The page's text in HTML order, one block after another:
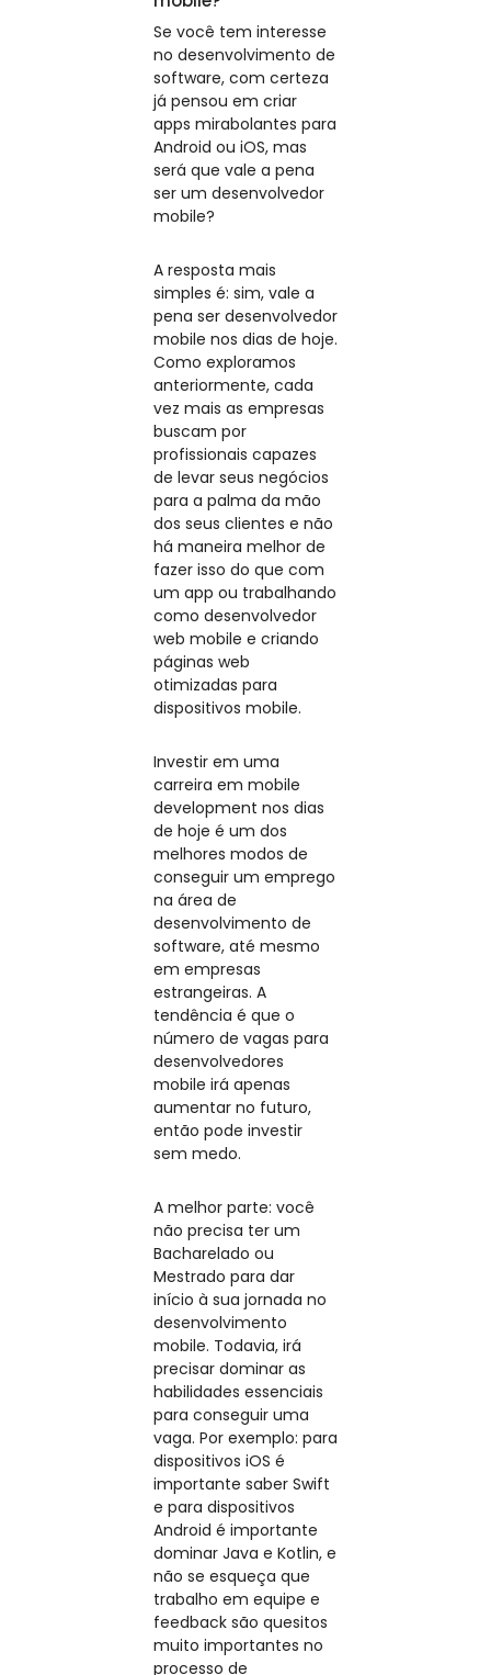
Se você tem interesse
no desenvolvimento de
software, com certeza
já pensou em criar
apps mirabolantes para
Android ou iOS, mas
será que vale a pena
ser um desenvolvedor
mobile?
A resposta mais
simples é: sim, vale a
pena ser desenvolvedor
mobile nos dias de hoje.
Como exploramos
anteriormente, cada
vez mais as empresas
buscam por
profissionais capazes
de levar seus negócios
para a palma da mão
dos seus clientes e não
há maneira melhor de
fazer isso do que com
um app ou trabalhando
como desenvolvedor
web mobile e criando
páginas web
otimizadas para
dispositivos mobile.
Investir em uma
carreira em mobile
development nos dias
de hoje é um dos
melhores modos de
conseguir um emprego
na área de
desenvolvimento de
software, até mesmo
em empresas
estrangeiras. A
tendência é que o
número de vagas para
desenvolvedores
mobile irá apenas
aumentar no futuro,
então pode investir
sem medo.
A melhor parte: você
não precisa ter um
Bacharelado ou
Mestrado para dar
início à sua jornada no
desenvolvimento
mobile. Todavia, irá
precisar dominar as
habilidades essenciais
para conseguir uma
vaga. Por exemplo: para
dispositivos iOS é
importante saber Swift
e para dispositivos
Android é importante
dominar Java e Kotlin, e
não se esqueça que
trabalho em equipe e
feedback são quesitos
muito importantes no
processo de